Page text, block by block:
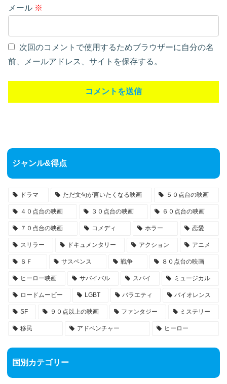
メール ※
次回のコメントで使用するためブラウザーに自分の名
前、メールアドレス、サイトを保存する。
ジャンル&得点
ドラマ ただ文句が言いたくなる映画 ５０点台の映画
４０点台の映画 ３０点台の映画 ６０点台の映画
７０点台の映画 コメディ ホラー 恋愛
スリラー ドキュメンタリー アクション アニメ
ＳＦ サスペンス 戦争 ８０点台の映画
ヒーロー映画 サバイバル スパイ ミュージカル
ロードムービー LGBT バラエティ バイオレンス
SF ９０点以上の映画 ファンタジー ミステリー
移民 アドベンチャー ヒーロー
国別カテゴリー